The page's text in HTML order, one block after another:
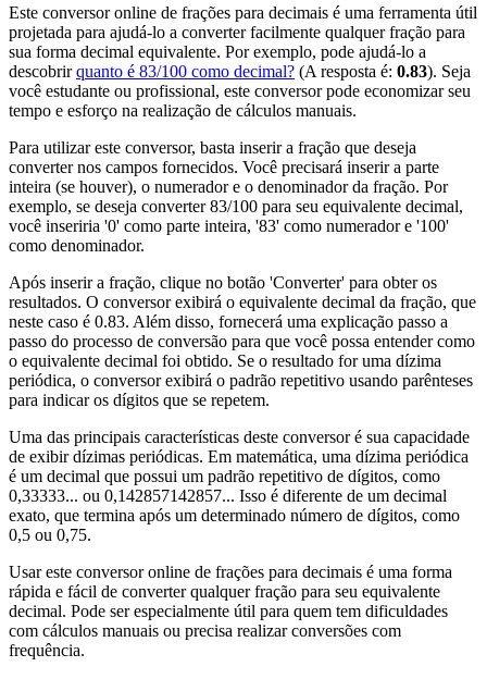
Este conversor online de frações para decimais é uma ferramenta útil
projetada para ajudá-lo a converter facilmente qualquer fração para
sua forma decimal equivalente. Por exemplo, pode ajudá-lo a
descobrirquanto é 83/100 como decimal? (A resposta é: 0.83). Seja
você estudante ou profissional, este conversor pode economizar seu
tempo e esforço na realização de cálculos manuais.
Para utilizar este conversor, basta inserir a fração que deseja
converter nos campos fornecidos. Você precisará inserir a parte
inteira (se houver), o numerador e o denominador da fração. Por
exemplo, se deseja converter 83/100 para seu equivalente decimal,
você inseriria '0' como parte inteira, '83' como numerador e '100'
como denominador.
Após inserir a fração, clique no botão 'Converter' para obter os
resultados. O conversor exibirá o equivalente decimal da fração, que
neste caso é 0.83. Além disso, fornecerá uma explicação passo a
passo do processo de conversão para que você possa entender como
o equivalente decimal foi obtido. Se o resultado for uma dízima
periódica, o conversor exibirá o padrão repetitivo usando parênteses
para indicar os dígitos que se repetem.
Uma das principais características deste conversor é sua capacidade
de exibir dízimas periódicas. Em matemática, uma dízima periódica
é um decimal que possui um padrão repetitivo de dígitos, como
0,33333... ou 0,142857142857... Isso é diferente de um decimal
exato, que termina após um determinado número de dígitos, como
0,5 ou 0,75.
Usar este conversor online de frações para decimais é uma forma
rápida e fácil de converter qualquer fração para seu equivalente
decimal. Pode ser especialmente útil para quem tem dificuldades
com cálculos manuais ou precisa realizar conversões com
frequência.